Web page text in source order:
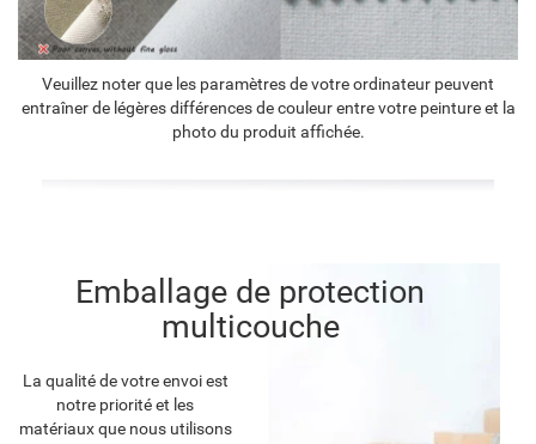
Veuillez noter que les paramètres de votre ordinateur peuvent
entraîner de légères différences de couleur entre votre peinture et la
photo du produit affichée.
Emballage de protection
multicouche
La qualité de votre envoi est
notre priorité et les
matériaux que nous utilisons